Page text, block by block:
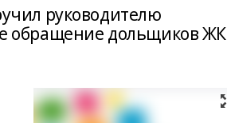
руководителю
обращение дольщиков ЖК